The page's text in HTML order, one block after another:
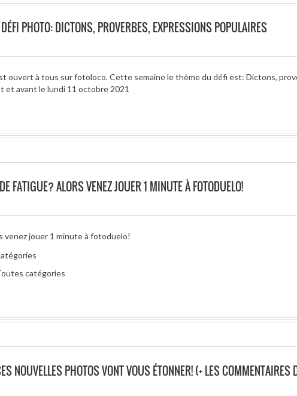
PHOTO: DICTONS, PROVERBES, EXPRESSIONS POPULAIRES
ouvert à tous sur fotoloco. Cette semaine le thème du défi est: Dictons,
et avant le lundi 11 octobre 2021
FATIGUE? ALORS VENEZ JOUER 1 MINUTE À FOTODUELO!
venez jouer 1 minute à fotoduelo!
catégories
NOUVELLES PHOTOS VONT VOUS ÉTONNER! (+ LES COMMENTAIRES